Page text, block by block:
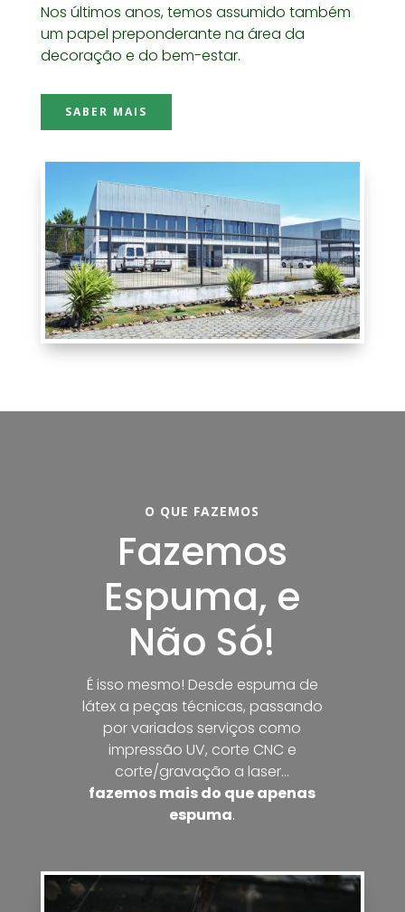
Nos últimos anos, temos assumido também
um papel preponderante na área da
decoração e do bem-estar.
SABER MAIS
O QUE FAZEMOS
Fazemos
Espuma, e
Não Só!
É isso mesmo! Desde espuma de
látex a peças técnicas, passando
por variados serviços como
impressão UV, corte CNC e
corte/gravação a laser…
fazemos mais do que apenas
espuma.